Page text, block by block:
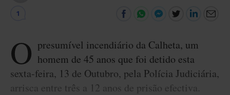
1
O presumível incendiário da Calheta, um
homem de 45 anos que foi detido esta
sexta-feira, 13 de Outubro, pela Polícia Judiciária,
arrisca entre três a 12 anos de prisão efectiva.